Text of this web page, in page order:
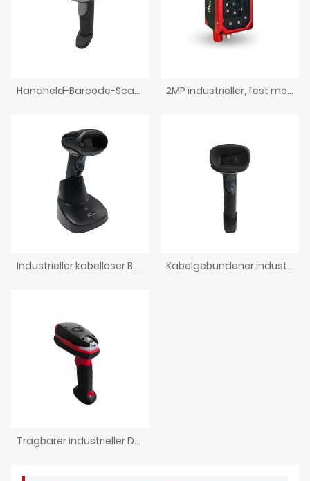
Handheld-Barcode-Scanner, kabelgebundenes, leichtes industrielles Lesegerät 2MP industrieller, fest montierter Barcodescanner mit Touchscreen
Industrieller kabelloser BT-Barcode-Handleser Kabelgebundener industrieller Barcode-Handscanner mit 1,3 MP Lesegerät
Tragbarer industrieller DPM-Leser IP67 kabelgebundener Barcode-Scanner